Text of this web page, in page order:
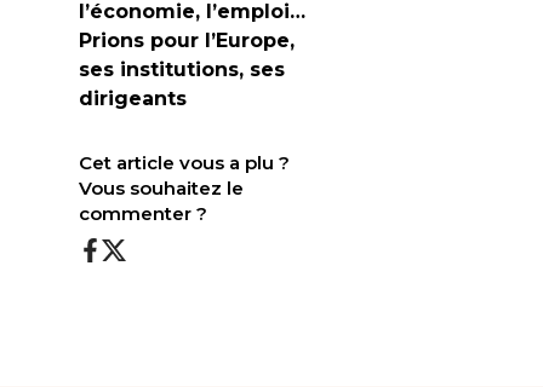
l’économie, l’emploi…
Prions pour l’Europe,
ses institutions, ses
dirigeants
Cet article vous a plu ?
Vous souhaitez le
commenter ?